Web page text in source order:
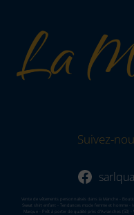
Suivez-
Vente de vêtements personnalisés dans la Manche -
Sweat shirt enfant - Tendances mode femme et homme -
Marque - Prêt à porter de qualité près d'Avranches (50)